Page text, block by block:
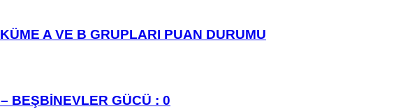
A VE B GRUPLARI PUAN DURUMU
BEŞBİNEVLER GÜCÜ : 0